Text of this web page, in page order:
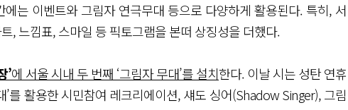
는 이벤트와 그림자 연극무대 등으로 다양하게 활용된다. 특히, 서
트, 느낌표, 스마일 등 픽토그램을 본떠 상징성을 더했다.
’에 서울 시내 두 번째 ‘그림자 무대’를 설치한다. 이날 시는 성탄 연휴
를 활용한 시민참여 레크리에이션, 섀도 싱어(Shadow Singer), 그림